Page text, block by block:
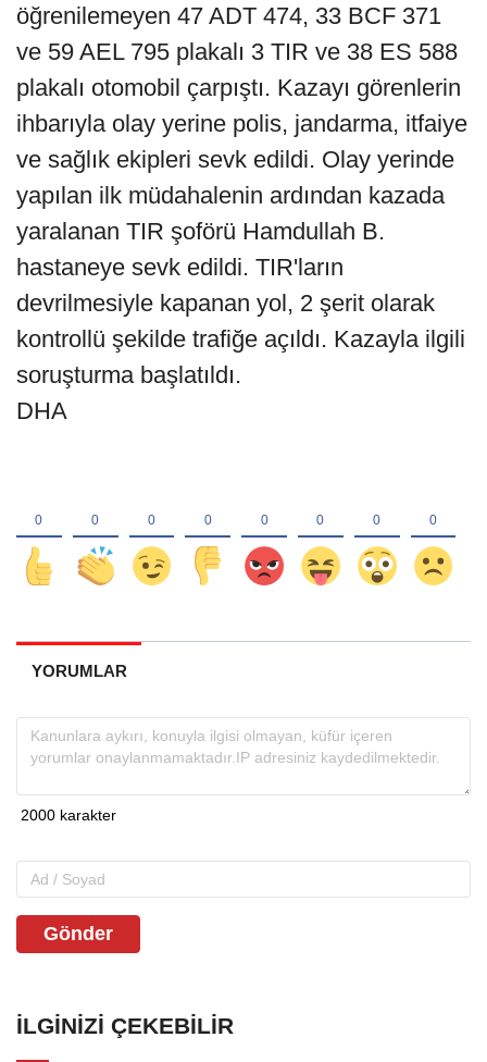
öğrenilemeyen 47 ADT 474, 33 BCF 371
ve 59 AEL 795 plakalı 3 TIR ve 38 ES 588
plakalı otomobil çarpıştı. Kazayı görenlerin
ihbarıyla olay yerine polis, jandarma, itfaiye
ve sağlık ekipleri sevk edildi. Olay yerinde
yapılan ilk müdahalenin ardından kazada
yaralanan TIR şoförü Hamdullah B.
hastaneye sevk edildi. TIR'ların
devrilmesiyle kapanan yol, 2 şerit olarak
kontrollü şekilde trafiğe açıldı. Kazayla ilgili
soruşturma başlatıldı.
DHA
YORUMLAR
Gönder
İLGINIZI ÇEKEBILIR